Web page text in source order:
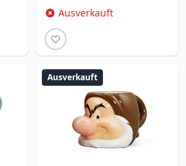
Ausverkauft
Ausverkauft